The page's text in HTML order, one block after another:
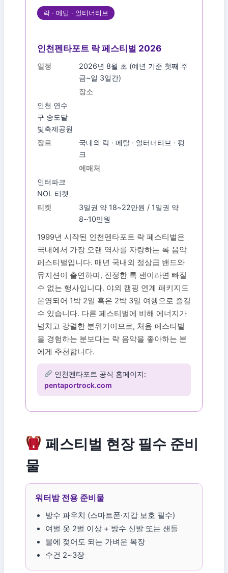
락 · 메탈 · 얼터너티브
인천펜타포트 락 페스티벌 2026
일정
2026년 8월 초 (예년 기준 첫째 주
금~일 3일간)
장소
인천 연수
구 송도달
빛축제공원
장르
국내외 락 · 메탈 · 얼터너티브 · 펑
크
예매처
인터파크
NOL 티켓
티켓
3일권 약 18~22만원 / 1일권 약
8~10만원
1999년 시작된 인천펜타포트 락 페스티벌은
국내에서 가장 오랜 역사를 자랑하는 록 음악
페스티벌입니다. 매년 국내외 정상급 밴드와
뮤지션이 출연하며, 진정한 록 팬이라면 빠질
수 없는 행사입니다. 야외 캠핑 연계 패키지도
운영되어 1박 2일 혹은 2박 3일 여행으로 즐길
수 있습니다. 다른 페스티벌에 비해 에너지가
넘치고 강렬한 분위기이므로, 처음 페스티벌
을 경험하는 분보다는 락 음악을 좋아하는 분
에게 추천합니다.
인천펜타포트 공식 홈페이지:
pentaportrock.com
페스티벌 현장 필수 준비
물
워터밤 전용 준비물
방수 파우치 (스마트폰·지갑 보호 필수)
여벌 옷 2벌 이상 + 방수 신발 또는 샌들
물에 젖어도 되는 가벼운 복장
수건 2~3장